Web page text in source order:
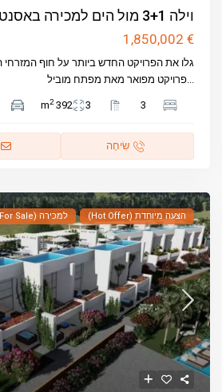
וילה 3+1 מול הים למכירה באסנטפה, קפריסי...
€ 1,850,002
גלו את הפרויקט החדש ביותר על חוף המזרחי
פרויקט מפואר מאת מפתח מוביל...
3
3
392 m
2
שִׂיחָה
למכירה (For Sale) הצעה מיוחדת (Hot Offer)